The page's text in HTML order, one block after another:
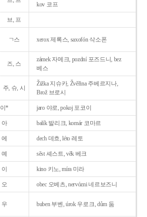
kov 코프
브, 프
ㄱ스 xerox 제록스, saxofón 삭소폰
즈, 스
zámek 자메크, pozdní 포즈드니, bez
베스
주, 슈, 시
Žižka 지슈카, Žvěřina 주베르지나,
Brož 브로시
이* jaro 야로, pokoj 포코이
아 balík 발리크, komár 코마르
에 dech 데흐, léto 레토
예 sěst 셰스트, věk 베크
이 kino 키노, míra 미라
오 obec 오베츠, nervózni 네르보즈니
우 buben 부벤, úrok 우로크, dům 둠